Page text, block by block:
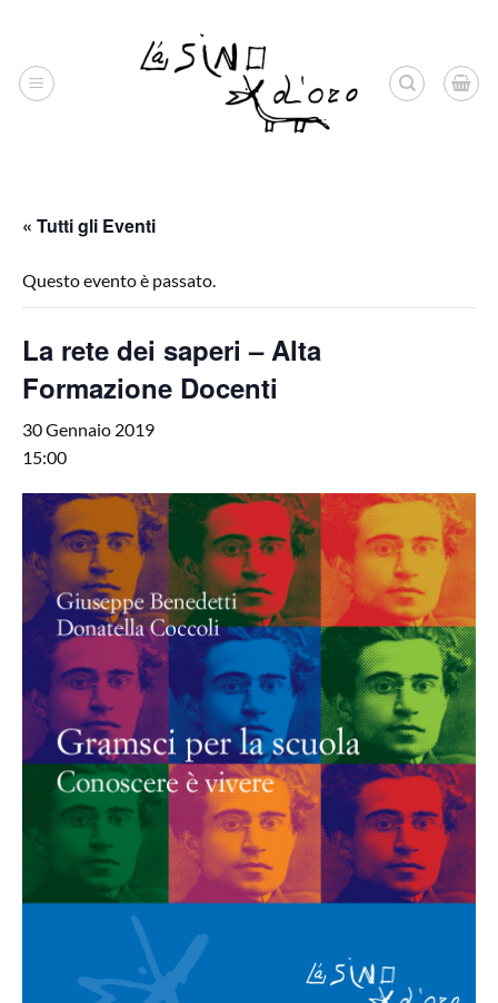
contenuti
« Tutti gli Eventi
Questo evento è passato.
La rete dei saperi – Alta
Formazione Docenti
30 Gennaio 2019
15:00